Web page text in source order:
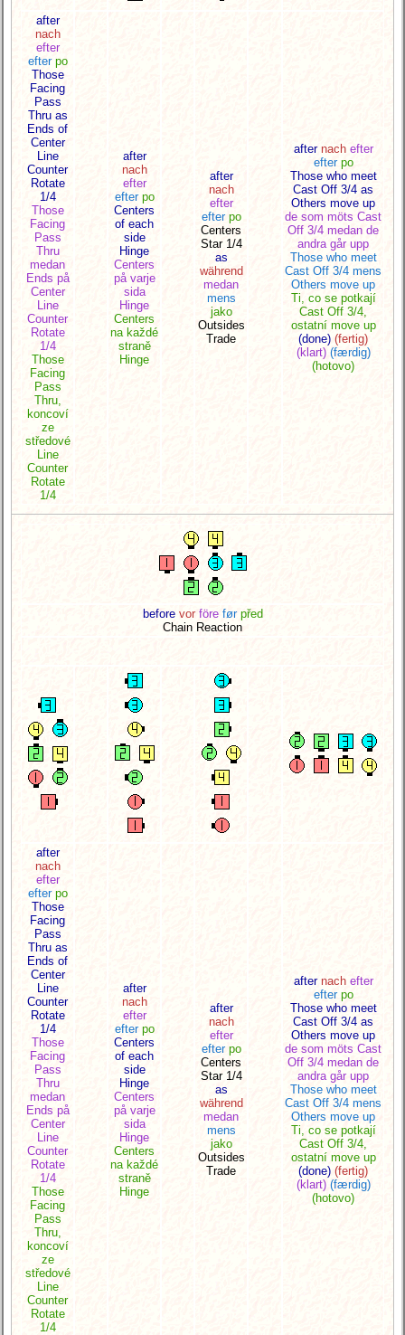
after
nach
efter
efter po
Those
Facing
Pass
Thru as
Ends of
Center
Line
Counter
Rotate
1/4
Those
Facing
Pass
Thru
medan
Ends på
Center
Line
Counter
Rotate
1/4
Those
Facing
Pass
Thru,
koncoví
ze
středové
Line
Counter
Rotate
1/4
after
nach
efter
efter po
Centers
of each
side
Hinge
Centers
på varje
sida
Hinge
Centers
na každé
straně
Hinge
after
nach
efter
efter po
Centers
Star 1/4
as
während
medan
mens
jako
Outsides
Trade
after nach efter
efter po
Those who meet
Cast Off 3/4 as
Others move up
de som möts Cast
Off 3/4 medan de
andra går upp
Those who meet
Cast Off 3/4 mens
Others move up
Ti, co se potkají
Cast Off 3/4,
ostatní move up
(done) (fertig)
(klart) (færdig)
(hotovo)
before vor före før před
Chain Reaction
after
nach
efter
efter po
Those
Facing
Pass
Thru as
Ends of
Center
Line
Counter
Rotate
1/4
Those
Facing
Pass
Thru
medan
Ends på
Center
Line
Counter
Rotate
1/4
Those
Facing
Pass
Thru,
koncoví
ze
středové
Line
Counter
Rotate
1/4
after
nach
efter
efter po
Centers
of each
side
Hinge
Centers
på varje
sida
Hinge
Centers
na každé
straně
Hinge
after
nach
efter
efter po
Centers
Star 1/4
as
während
medan
mens
jako
Outsides
Trade
after nach efter
efter po
Those who meet
Cast Off 3/4 as
Others move up
de som möts Cast
Off 3/4 medan de
andra går upp
Those who meet
Cast Off 3/4 mens
Others move up
Ti, co se potkají
Cast Off 3/4,
ostatní move up
(done) (fertig)
(klart) (færdig)
(hotovo)